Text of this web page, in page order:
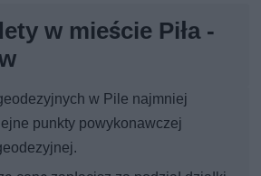
w mieście Piła -
w Pile najmniej
punkty powykonawczej